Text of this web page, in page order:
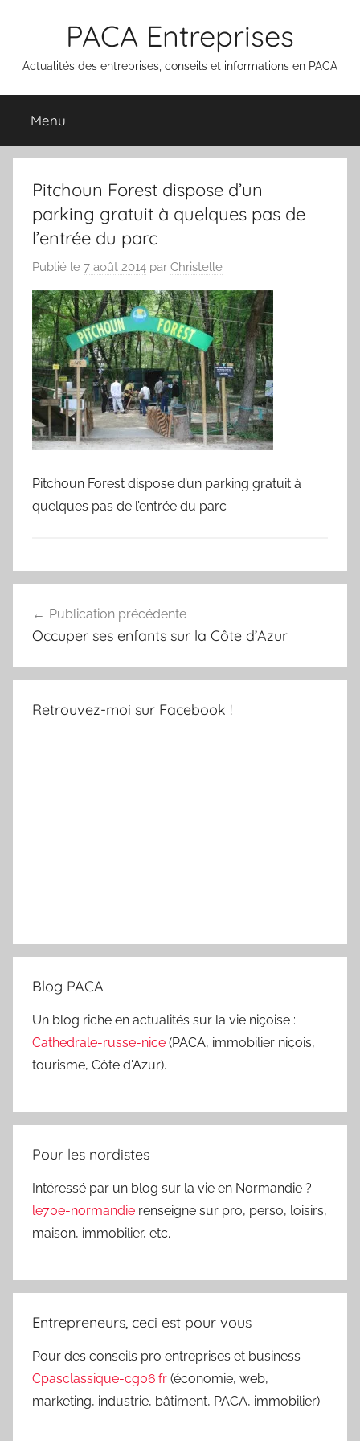
PACA Entreprises
Actualités des entreprises, conseils et informations en PACA
Menu
Pitchoun Forest dispose d’un
parking gratuit à quelques pas de
l’entrée du parc
Publié le 7 août 2014 par Christelle
Pitchoun Forest dispose d’un parking gratuit à
quelques pas de l’entrée du parc
de
Publication précédente
Occuper ses enfants sur la Côte d’Azur
Retrouvez-moi sur Facebook !
Blog PACA
Un blog riche en actualités sur la vie niçoise :
Cathedrale-russe-nice (PACA, immobilier niçois,
tourisme, Côte d'Azur).
Pour les nordistes
Intéressé par un blog sur la vie en Normandie ?
le70e-normandie renseigne sur pro, perso, loisirs,
maison, immobilier, etc.
Entrepreneurs, ceci est pour vous
Pour des conseils pro entreprises et business :
Cpasclassique-cg06.fr (économie, web,
marketing, industrie, bâtiment, PACA, immobilier).